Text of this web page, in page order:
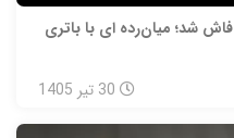
تاریخ عرضه جهانی ردمی نوت 17 فاش شد؛ میان‌رده‌ ای با باتری
30 تیر 1405